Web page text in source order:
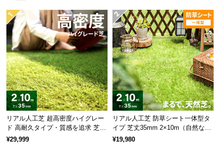
搬
入
経
路
に
つ
い
て
返
品・
キ
見た目 △ ◎
触り心地 △ ◎
葉の種類 1種類 3~4種類
葉の幅 太目 細目
リアル人工芝 超高密度ハイグレー
ド 高耐久タイプ・質感を追求 芝丈
35mm 2×10m
¥29,999
リアル人工芝 防草シート一体型タ
イプ 芝丈35mm 2×10m（自然な見
た目追求・U字ピン付）
¥19,980